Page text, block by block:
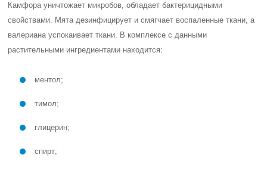
Камфора уничтожает микробов, обладает бактерицидными
свойствами. Мята дезинфицирует и смягчает воспаленные ткани, а
валериана успокаивает ткани. В комплексе с данными
растительными ингредиентами находится:
ментол;
тимол;
глицерин;
спирт;